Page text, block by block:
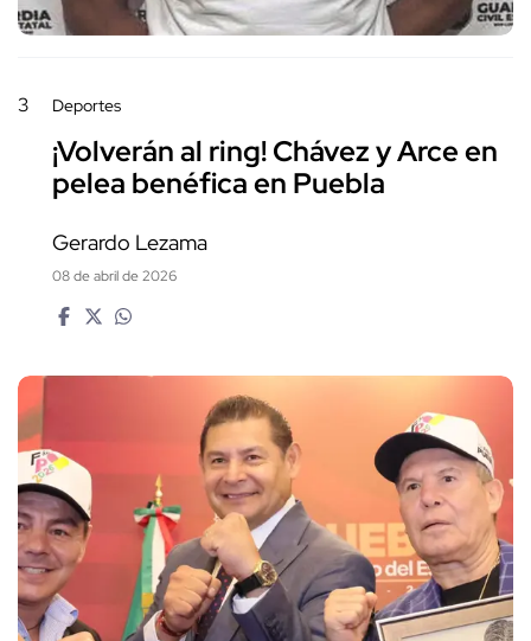
3 Deportes
¡Volverán al ring! Chávez y Arce en
pelea benéfica en Puebla
Gerardo Lezama
08 de abril de 2026